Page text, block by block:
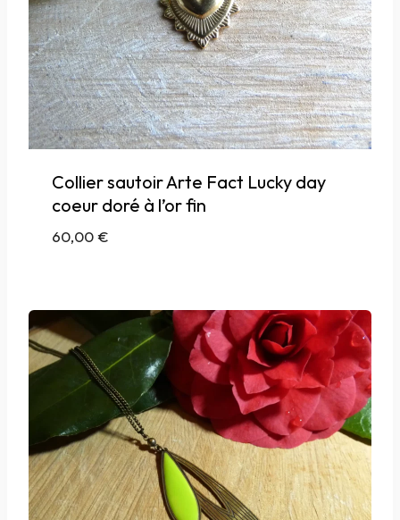
Collier sautoir Arte Fact Lucky day
coeur doré à l’or fin
60,00€